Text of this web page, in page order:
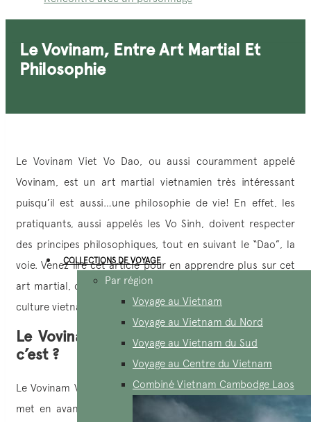
COLLECTIONS DE VOYAGE
Par région
Voyage au Vietnam
Voyage au Vietnam du Nord
Voyage au Vietnam du Sud
Voyage au Centre du Vietnam
Combiné Vietnam Cambodge Laos
Le Vovinam, Entre Art Martial Et
Philosophie
Le Vovinam Viet Vo Dao, ou aussi couramment appelé
Vovinam, est un art martial vietnamien très intéressant
puisqu’il est aussi…une philosophie de vie! En effet, les
pratiquants, aussi appelés les Vo Sinh, doivent respecter
des principes philosophiques, tout en suivant le “Dao”, la
voie. Venez lire cet article pour en apprendre plus sur cet
art martial, qui démontre énormément de la beauté de la
culture vietnamienne.
Le Vovinam Viet Vo Dao, qu’est ce que
c’est ?
Le Vovinam Viet Vo Dao est un art martial vietnamien qui
met en avant non seulement les techniques de combat,